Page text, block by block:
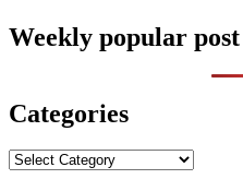
Weekly popular post
Categories
Categories